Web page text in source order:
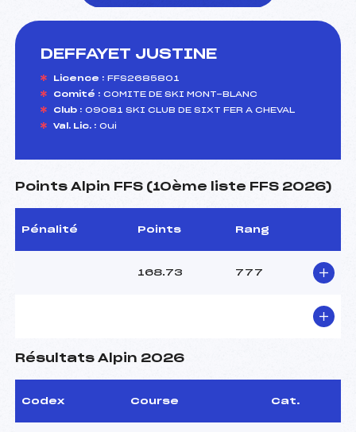
DEFFAYET JUSTINE
Licence : FFS2685801
Comité : COMITE DE SKI MONT-BLANC
Club : 09081 SKI CLUB DE SIXT FER A CHEVAL
Val. Lic. : Oui
Points Alpin FFS (10ème liste FFS 2026)
Pénalité Points Rang
168.73 777
Résultats Alpin 2026
Codex Course Cat.